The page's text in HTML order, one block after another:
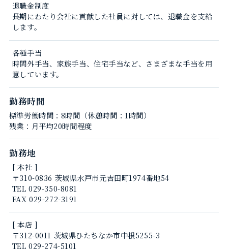
退職金制度
長期にわたり会社に貢献した社員に対しては、退職金を支給
します。
各種手当
時間外手当、家族手当、住宅手当など、さまざまな手当を用
意しています。
勤務時間
標準労働時間：8時間（休憩時間：1時間）
残業：月平均20時間程度
勤務地
[ 本社 ]
〒310-0836 茨城県水戸市元吉田町1974番地54
TEL 029-350-8081
FAX 029-272-3191
[ 本店 ]
〒312-0011 茨城県ひたちなか市中根5255-3
TEL 029-274-5101